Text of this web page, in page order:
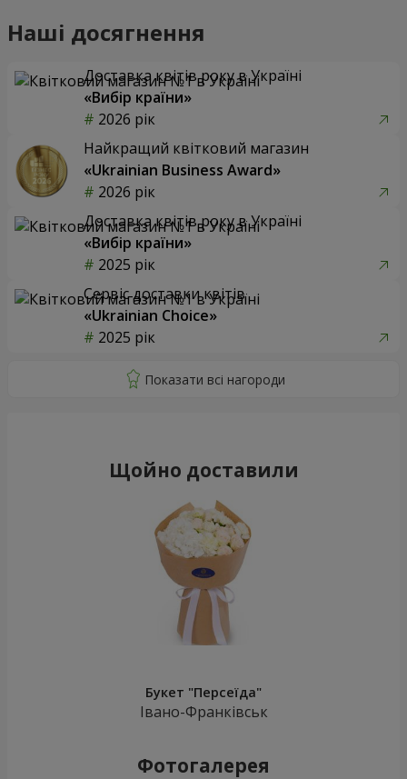
Наші досягнення
Доставка квітів року в Україні
«Вибір країни»
2026 рік
Найкращий квітковий магазин
«Ukrainian Business Award»
2026 рік
Доставка квітів року в Україні
«Вибір країни»
2025 рік
Сервіс доставки квітів
«Ukrainian Choice»
2025 рік
Щойно доставили
Букет "Персеїда"
Івано-Франківськ
Фотогалерея